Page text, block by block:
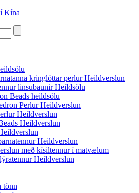
kringlóttar perlur Heildverslun
linsubaunir Heildsölu
Beads heildsölu
Perlur Heildverslun
Heildverslun
Heildverslun
Heildverslun
með kísiltennur í matvælum
Heildverslun
tönn